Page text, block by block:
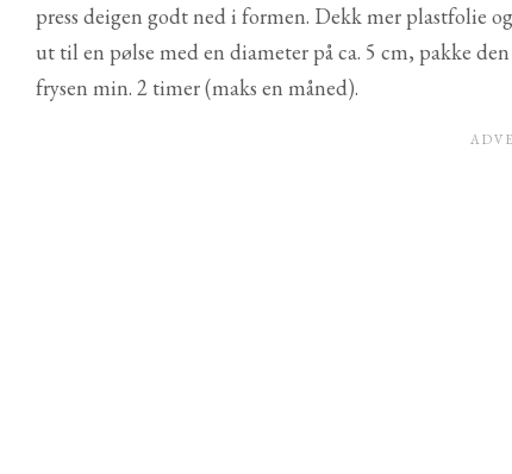
press deigen godt ned i formen. Dekk mer plastfolie
ut til en pølse med en diameter på ca. 5 cm, pakke
frysen min. 2 timer (maks en måned).